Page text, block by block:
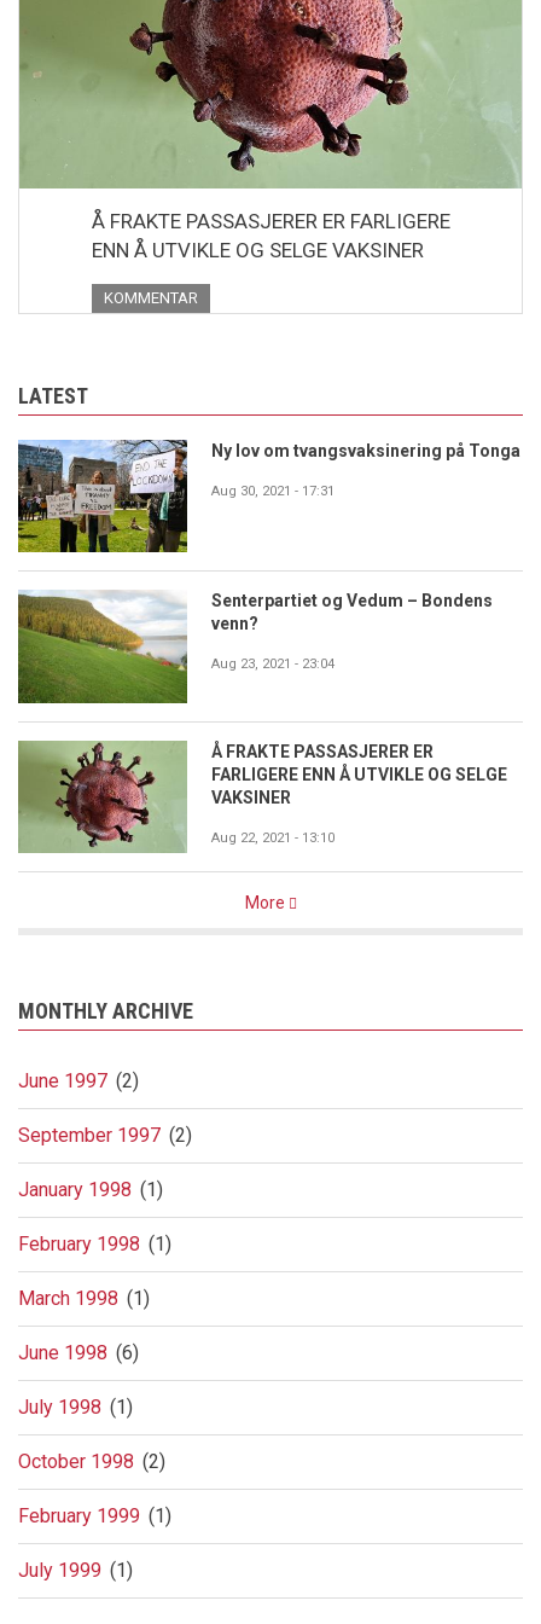
Å FRAKTE PASSASJERER ER FARLIGERE
ENN Å UTVIKLE OG SELGE VAKSINER
KOMMENTAR
LATEST
Ny lov om tvangsvaksinering på Tonga
Aug 30, 2021 - 17:31
Senterpartiet og Vedum – Bondens
venn?
Aug 23, 2021 - 23:04
Å FRAKTE PASSASJERER ER
FARLIGERE ENN Å UTVIKLE OG SELGE
VAKSINER
Aug 22, 2021 - 13:10
More
MONTHLY ARCHIVE
June 1997 (2)
September 1997 (2)
January 1998 (1)
February 1998 (1)
March 1998 (1)
June 1998 (6)
July 1998 (1)
October 1998 (2)
February 1999 (1)
July 1999 (1)